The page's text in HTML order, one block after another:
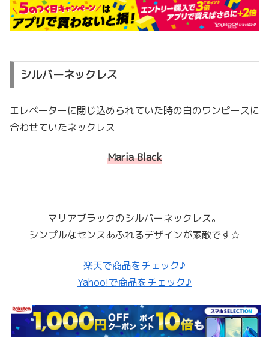
シルバーネックレス
エレベーターに閉じ込められていた時の白のワンピースに
合わせていたネックレス
Maria Black
マリアブラックのシルバーネックレス。
シンプルなセンスあふれるデザインが素敵です☆
楽天で商品をチェック♪
Yahoo!で商品をチェック♪